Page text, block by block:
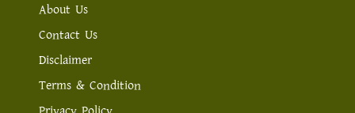
About Us
Contact Us
Disclaimer
Terms & Condition